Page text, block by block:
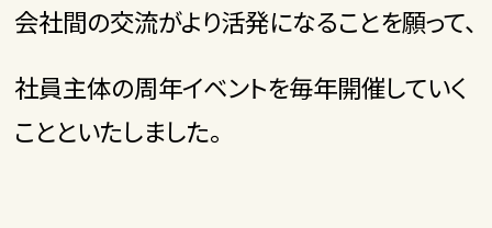
会社間の交流がより活発になることを願って、
社員主体の周年イベントを毎年開催していく
ことといたしました。